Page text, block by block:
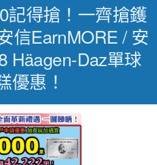
記得搶！一齊搶鑊
信EarnMORE / 安
Häagen-Daz單球
優惠！